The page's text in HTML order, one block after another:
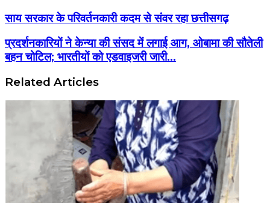
साय सरकार के परिवर्तनकारी कदम से संवर रहा छत्तीसगढ़
प्रदर्शनकारियों ने केन्या की संसद में लगाई आग, ओबामा की सौतेली
बहन चोटिल; भारतीयों को एडवाइजरी जारी…
Related Articles